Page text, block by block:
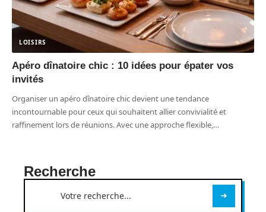
LOISIRS
Apéro dînatoire chic : 10 idées pour épater vos
invités
Organiser un apéro dînatoire chic devient une tendance
incontournable pour ceux qui souhaitent allier convivialité et
raffinement lors de réunions. Avec une approche flexible,…
Recherche